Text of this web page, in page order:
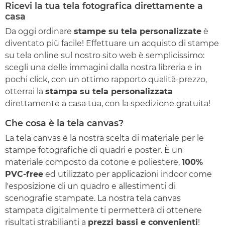
Ricevi la tua tela fotografica direttamente a
casa
Da oggi ordinare stampe su tela personalizzate è
diventato più facile! Effettuare un acquisto di stampe
su tela online sul nostro sito web è semplicissimo:
scegli una delle immagini dalla nostra libreria e in
pochi click, con un ottimo rapporto qualità-prezzo,
otterrai la stampa su tela personalizzata
direttamente a casa tua, con la spedizione gratuita!
Che cosa è la tela canvas?
La tela canvas è la nostra scelta di materiale per le
stampe fotografiche di quadri e poster. È un
materiale composto da cotone e poliestere, 100%
PVC-free ed utilizzato per applicazioni indoor come
l'esposizione di un quadro e allestimenti di
scenografie stampate. La nostra tela canvas
stampata digitalmente ti permetterà di ottenere
risultati strabilianti a prezzi bassi e convenienti!